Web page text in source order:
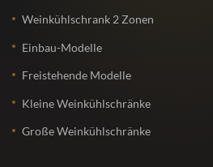
Weinkühlschrank 2 Zonen
Einbau-Modelle
Freistehende Modelle
Kleine Weinkühlschränke
Große Weinkühlschränke